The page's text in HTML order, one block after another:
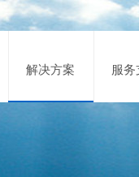
解决方案 服